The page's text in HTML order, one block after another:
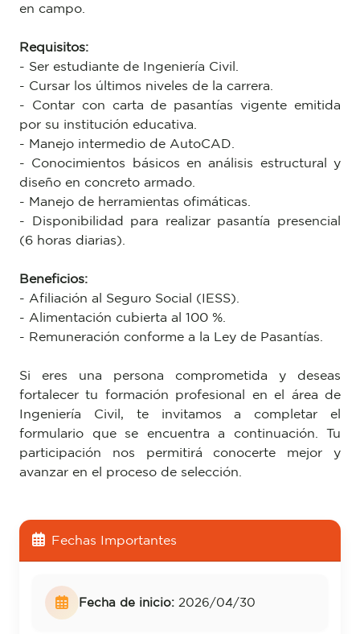
en campo.
Requisitos:
- Ser estudiante de Ingeniería Civil.
- Cursar los últimos niveles de la carrera.
- Contar con carta de pasantías vigente emitida
por su institución educativa.
- Manejo intermedio de AutoCAD.
- Conocimientos básicos en análisis estructural y
diseño en concreto armado.
- Manejo de herramientas ofimáticas.
- Disponibilidad para realizar pasantía presencial
(6 horas diarias).
Beneficios:
- Afiliación al Seguro Social (IESS).
- Alimentación cubierta al 100 %.
- Remuneración conforme a la Ley de Pasantías.
Si eres una persona comprometida y deseas
fortalecer tu formación profesional en el área de
Ingeniería Civil, te invitamos a completar el
formulario que se encuentra a continuación. Tu
participación nos permitirá conocerte mejor y
avanzar en el proceso de selección.
Fechas Importantes
Fecha de inicio: 2026/04/30